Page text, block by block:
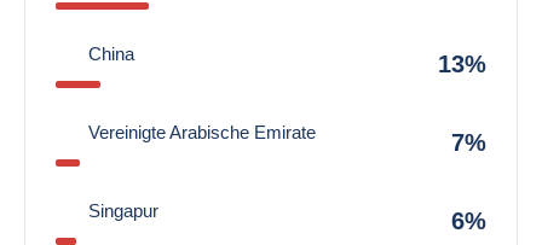
China 13%
Vereinigte Arabische Emirate 7%
Singapur 6%